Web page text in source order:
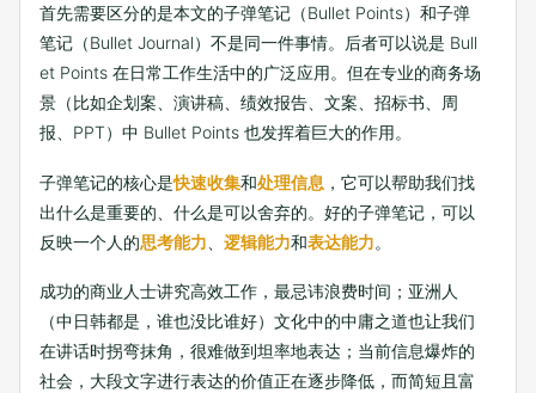
首先需要区分的是本文的子弹笔记（Bullet Points）和子弹
笔记（Bullet Journal）不是同一件事情。后者可以说是 Bull
et Points 在日常工作生活中的广泛应用。但在专业的商务场
景（比如企划案、演讲稿、绩效报告、文案、招标书、周
报、PPT）中 Bullet Points 也发挥着巨大的作用。
子弹笔记的核心是快速收集和处理信息 ，它可以帮助我们找
出什么是重要的、什么是可以舍弃的。好的子弹笔记，可以
反映一个人的思考能力 逻辑能力和表达能力。
成功的商业人士讲究高效工作，最忌讳浪费时间；亚洲人
（中日韩都是，谁也没比谁好）文化中的中庸之道也让我们
在讲话时拐弯抹角，很难做到坦率地表达；当前信息爆炸的
社会，大段文字进行表达的价值正在逐步降低，而简短且富